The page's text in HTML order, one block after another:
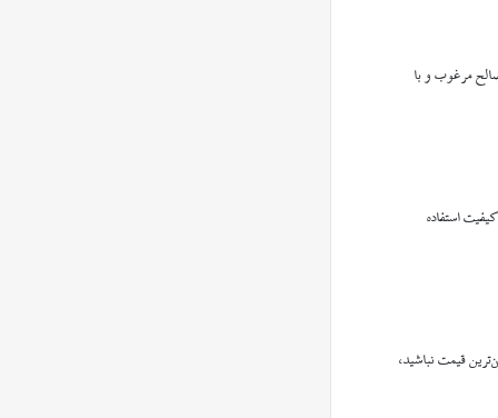
مرغوب و با
استفاده
قیمت نباشید،